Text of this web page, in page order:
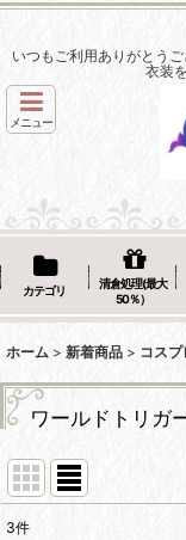
いつもご利用ありがとう
衣装
メニュー
カテゴリ
清倉処理(最大
50％）
ホーム > 新着商品 > コス
ワールドトリガ
3件